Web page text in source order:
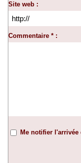
Site web :
Commentaire * :
Me notifier